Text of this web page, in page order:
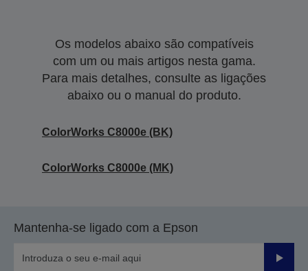
Os modelos abaixo são compatíveis
com um ou mais artigos nesta gama.
Para mais detalhes, consulte as ligações
abaixo ou o manual do produto.
ColorWorks C8000e (BK)
ColorWorks C8000e (MK)
Mantenha-se ligado com a Epson
Enviar